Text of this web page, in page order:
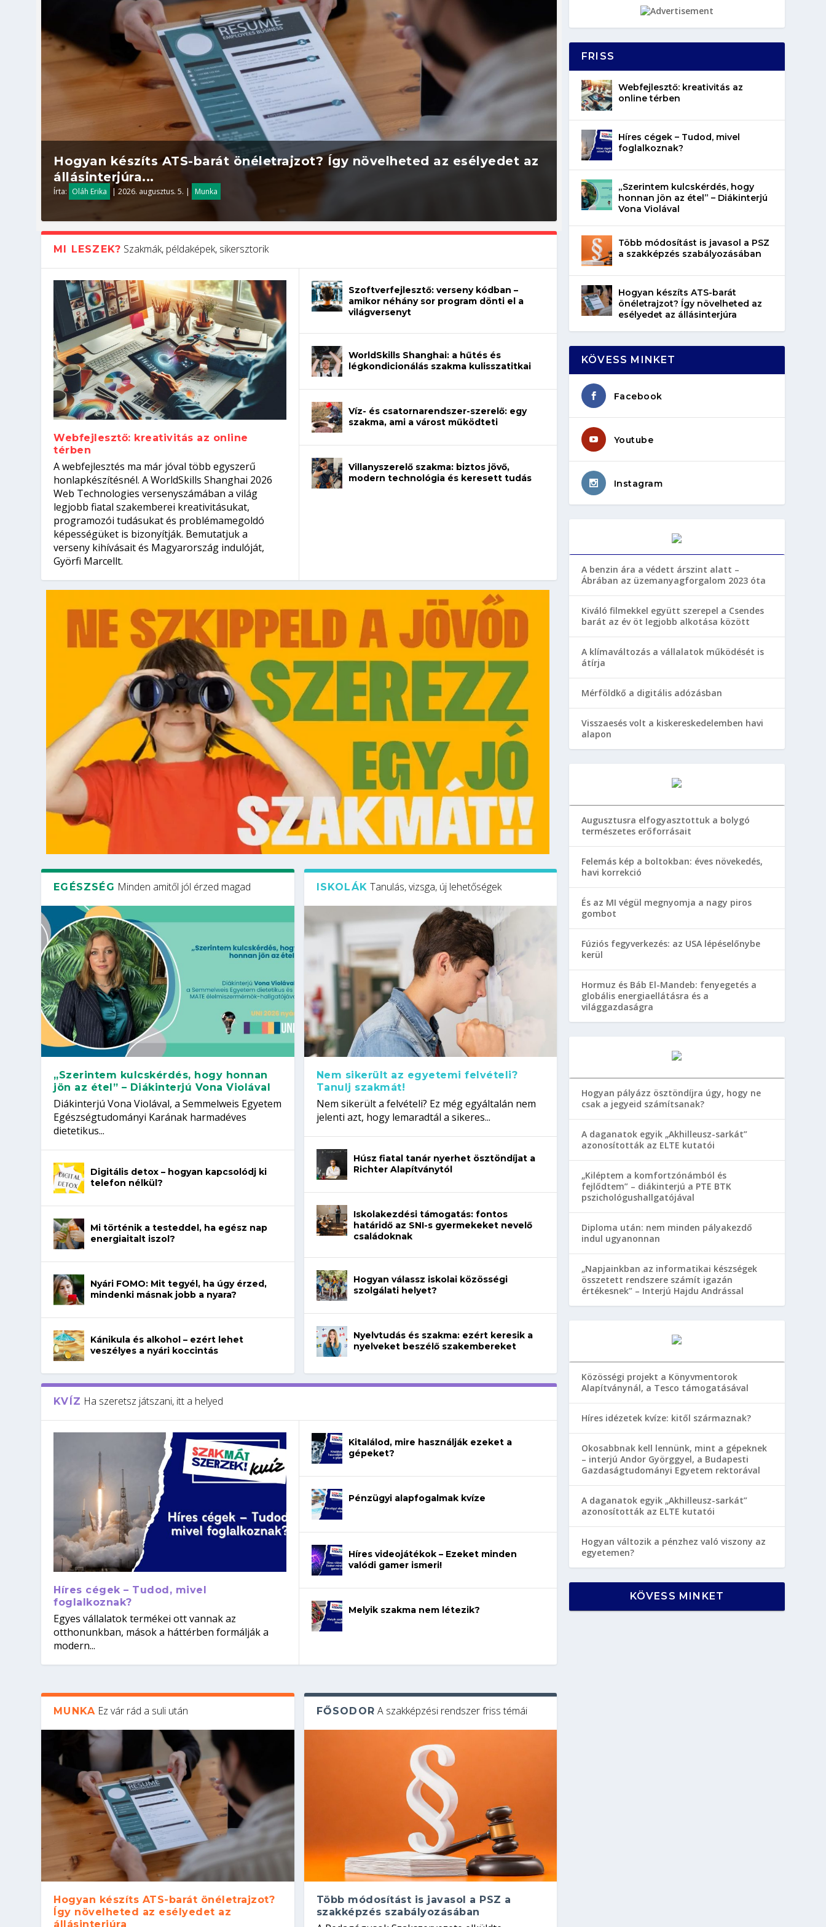
Hogyan készíts ATS-barát önéletrajzot? Így növelheted az esélyedet az
állásinterjúra...
Írta: Oláh Erika |2026. augusztus. 5. | Munka
Kitalálod, mire használják ezeket a gépeket?
Írta: Tóth Mónika |2026. augusztus. 4.| Kvíz
Nem sikerült az egyetemi felvételi? Tanulj szakmát!
Írta: Oláh Erika |2026. augusztus. 4.| Iskolák
Szoftverfejlesztő: verseny kódban – amikor néhány sor program dönti
el a világversenyt...
Írta: Szakmát Szerzek | 2026. augusztus. 3.| Mi leszek?
Digitális detox – hogyan kapcsolódj ki telefon nélkül?
Írta: Oláh Erika |2026. augusztus. 3.| Egészség
MI LESZEK? Szakmák, példaképek, sikersztorik
Webfejlesztő: kreativitás az online
térben
A webfejlesztés ma már jóval több egyszerű
honlapkészítésnél. A WorldSkills Shanghai 2026
Web Technologies versenyszámában a világ
legjobb fiatal szakemberei kreativitásukat,
programozói tudásukat és problémamegoldó
képességüket is bizonyítják. Bemutatjuk a
verseny kihívásait és Magyarország indulóját,
Györfi Marcellt.
Szoftverfejlesztő: verseny kódban –
amikor néhány sor program dönti el a
világversenyt
WorldSkills Shanghai: a hűtés és
légkondicionálás szakma kulisszatitkai
Víz- és csatornarendszer-szerelő: egy
szakma, ami a várost működteti
Villanyszerelő szakma: biztos jövő,
modern technológia és keresett tudás
EGÉSZSÉG Minden amitől jól érzed magad
„Szerintem kulcskérdés, hogy honnan
jön az étel” – Diákinterjú Vona Violával
Diákinterjú Vona Violával, a Semmelweis Egyetem
Egészségtudományi Karának harmadéves
dietetikus...
Digitális detox – hogyan kapcsolódj ki
telefon nélkül?
Mi történik a testeddel, ha egész nap
energiaitalt iszol?
Nyári FOMO: Mit tegyél, ha úgy érzed,
mindenki másnak jobb a nyara?
Kánikula és alkohol – ezért lehet
veszélyes a nyári koccintás
ISKOLÁK Tanulás, vizsga, új lehetőségek
Nem sikerült az egyetemi felvételi?
Tanulj szakmát!
Nem sikerült a felvételi? Ez még egyáltalán nem
jelenti azt, hogy lemaradtál a sikeres...
Húsz fiatal tanár nyerhet ösztöndíjat a
Richter Alapítványtól
Iskolakezdési támogatás: fontos
határidő az SNI-s gyermekeket nevelő
családoknak
Hogyan válassz iskolai közösségi
szolgálati helyet?
Nyelvtudás és szakma: ezért keresik a
nyelveket beszélő szakembereket
KVÍZ Ha szeretsz játszani, itt a helyed
Híres cégek – Tudod, mivel
foglalkoznak?
Egyes vállalatok termékei ott vannak az
otthonunkban, mások a háttérben formálják a
modern...
Kitalálod, mire használják ezeket a
gépeket?
Pénzügyi alapfogalmak kvíze
Híres videojátékok – Ezeket minden
valódi gamer ismeri!
Melyik szakma nem létezik?
MUNKA Ez vár rád a suli után
Hogyan készíts ATS-barát önéletrajzot?
Így növelheted az esélyedet az
állásinterjúra
FŐSODOR A szakképzési rendszer friss témái
Több módosítást is javasol a PSZ a
szakképzés szabályozásában
FRISS
Webfejlesztő: kreativitás az
online térben
Híres cégek – Tudod, mivel
foglalkoznak?
„Szerintem kulcskérdés, hogy
honnan jön az étel” – Diákinterjú
Vona Violával
Több módosítást is javasol a PSZ
a szakképzés szabályozásában
Hogyan készíts ATS-barát
önéletrajzot? Így növelheted az
esélyedet az állásinterjúra
KÖVESS MINKET
Facebook
Youtube
Instagram
A benzin ára a védett árszint alatt –
Ábrában az üzemanyagforgalom 2023 óta
Kiváló filmekkel együtt szerepel a Csendes
barát az év öt legjobb alkotása között
A klímaváltozás a vállalatok működését is
átírja
Mérföldkő a digitális adózásban
Visszaesés volt a kiskereskedelemben havi
alapon
Augusztusra elfogyasztottuk a bolygó
természetes erőforrásait
Felemás kép a boltokban: éves növekedés,
havi korrekció
És az MI végül megnyomja a nagy piros
gombot
Fúziós fegyverkezés: az USA lépéselőnybe
kerül
Hormuz és Báb El-Mandeb: fenyegetés a
globális energiaellátásra és a
világgazdaságra
Hogyan pályázz ösztöndíjra úgy, hogy ne
csak a jegyeid számítsanak?
A daganatok egyik „Akhilleusz-sarkát”
azonosították az ELTE kutatói
„Kiléptem a komfortzónámból és
fejlődtem” – diákinterjú a PTE BTK
pszichológushallgatójával
Diploma után: nem minden pályakezdő
indul ugyanonnan
„Napjainkban az informatikai készségek
összetett rendszere számít igazán
értékesnek” – Interjú Hajdu Andrással
Közösségi projekt a Könyvmentorok
Alapítványnál, a Tesco támogatásával
Híres idézetek kvíze: kitől származnak?
Okosabbnak kell lennünk, mint a gépeknek
– interjú Andor Györggyel, a Budapesti
Gazdaságtudományi Egyetem rektorával
A daganatok egyik „Akhilleusz-sarkát”
azonosították az ELTE kutatói
Hogyan változik a pénzhez való viszony az
egyetemen?
KÖVESS MINKET